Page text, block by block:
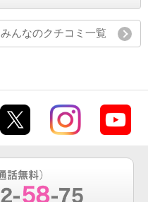
みんなのクチコミ一覧